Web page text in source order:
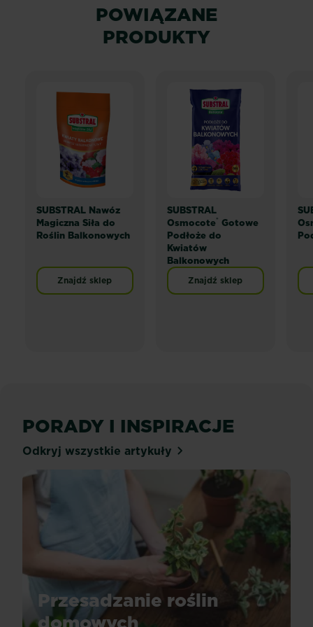
POWIĄZANE
PRODUKTY
SUBSTRAL Nawóz
Magiczna Siła do
Roślin Balkonowych
Znajdź sklep
SUBSTRAL
Osmocote® Gotowe
Podłoże do
Kwiatów
Balkonowych
Znajdź sklep
PORADY I INSPIRACJE
Odkryj wszystkie artykuły
Przesadzanie roślin